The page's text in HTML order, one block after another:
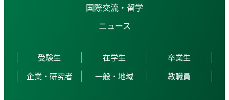
国際交流・留学
ニュース
受験生 在学生
卒業生
企業・研究者
一般・地域 教職員